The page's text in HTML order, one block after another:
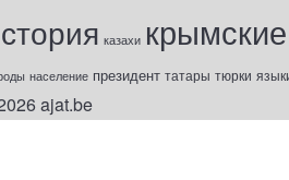
казахи
население президент татары тюрки
ajat.be